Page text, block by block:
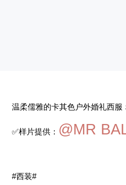
温柔儒雅的卡其色户外婚礼西服
✅样片提供： @MR
#西装#